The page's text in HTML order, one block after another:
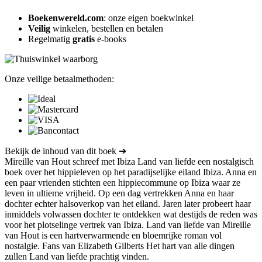
Boekenwereld.com: onze eigen boekwinkel
Veilig winkelen, bestellen en betalen
Regelmatig gratis e-books
Onze veilige betaalmethoden:
Bekijk de inhoud van dit boek ➔
Mireille van Hout schreef met Ibiza Land van liefde een nostalgisch
boek over het hippieleven op het paradijselijke eiland Ibiza. Anna en
een paar vrienden stichten een hippiecommune op Ibiza waar ze
leven in ultieme vrijheid. Op een dag vertrekken Anna en haar
dochter echter halsoverkop van het eiland. Jaren later probeert haar
inmiddels volwassen dochter te ontdekken wat destijds de reden was
voor het plotselinge vertrek van Ibiza. Land van liefde van Mireille
van Hout is een hartverwarmende en bloemrijke roman vol
nostalgie. Fans van Elizabeth Gilberts Het hart van alle dingen
zullen Land van liefde prachtig vinden.